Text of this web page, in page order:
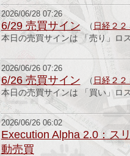
2026/06/28 07:26
6/29 売買サイン （ 日経２
本日の売買サインは 「売り」ロ
2026/06/26 07:26
6/26 売買サイン （ 日経２
本日の売買サインは 「買い」ロ
2026/06/26 06:02
Execution Alpha 2.0：ス
動売買